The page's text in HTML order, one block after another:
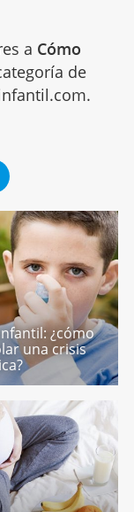
a Cómo
de
¿cómo
una crisis